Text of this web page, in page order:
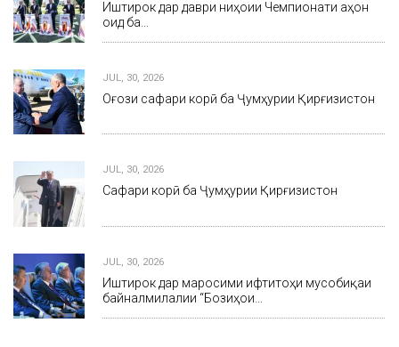
Иштирок дар даври ниҳоии Чемпионати ҷаҳон
оид ба…
JUL, 30, 2026
Оғози сафари корӣ ба Ҷумҳурии Қирғизистон
JUL, 30, 2026
Сафари корӣ ба Ҷумҳурии Қирғизистон
JUL, 30, 2026
Иштирок дар маросими ифтитоҳи мусобиқаи
байналмилалии “Бозиҳои…